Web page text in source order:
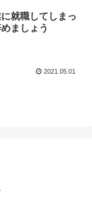
就職してしまっ
ましょう
2021.05.01